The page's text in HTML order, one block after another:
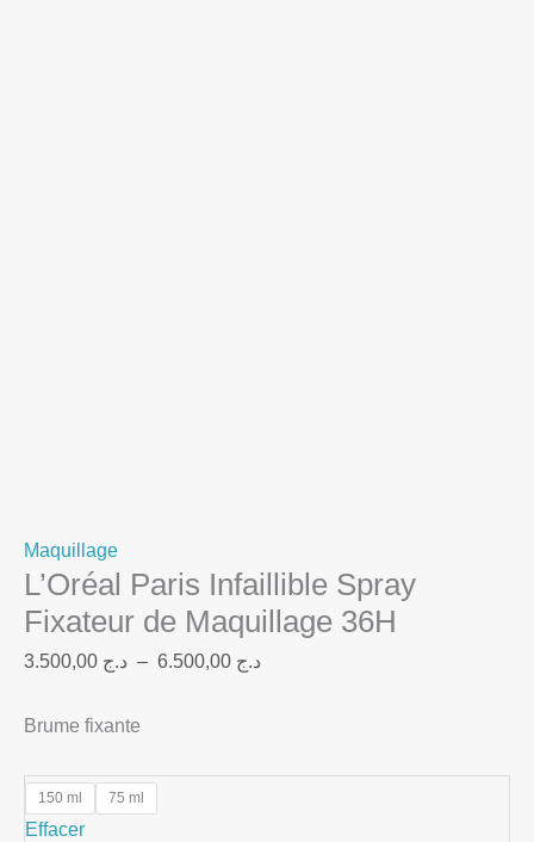
Maquillage
L’Oréal Paris Infaillible Spray
Fixateur de Maquillage 36H
د.ج – د.ج
Brume fixante
150 ml 75 ml
Effacer